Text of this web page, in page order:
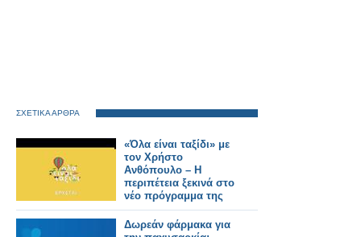
ΣΧΕΤΙΚΑ ΑΡΘΡΑ
«Όλα είναι ταξίδι» με
τον Χρήστο
Ανθόπουλο – Η
περιπέτεια ξεκινά στο
νέο πρόγραμμα της
ΕΡΤ
Δωρεάν φάρμακα για